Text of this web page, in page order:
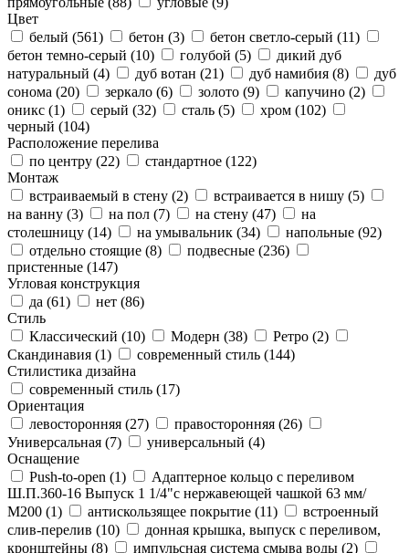
Цвет
белый (561) бетон (3) бетон светло-серый (11)
бетон темно-серый (10) голубой (5)
дикий дуб
натуральный (4) дуб вотан (21) дуб намибия (8)
дуб
сонома (20) зеркало (6) золото (9) капучино (2)
оникс (1) серый (32) сталь (5) хром (102)
черный (104)
Расположение перелива
по центру (22) стандартное (122)
Монтаж
встраиваемый в стену (2) встраивается в нишу (5)
на ванну (3) на пол (7) на стену (47)
на
столешницу (14) на умывальник (34) напольные (92)
отдельно стоящие (8) подвесные (236)
пристенные (147)
Угловая конструкция
да (61) нет (86)
Стиль
Классический (10) Модерн (38) Ретро (2)
Скандинавия (1) современный стиль (144)
Стилистика дизайна
современный стиль (17)
Ориентация
левосторонняя (27) правосторонняя (26)
Универсальная (7) универсальный (4)
Оснащение
Push-to-open (1)
Адаптерное кольцо с переливом
Ш.П.360-16 Выпуск 1 1/4"с нержавеющей чашкой 63 мм/
М200 (1) антискользящее покрытие (11)
встроенный
слив-перелив (10)
донная крышка, выпуск с переливом,
кронштейны (8) импульсная система смыва воды (2)